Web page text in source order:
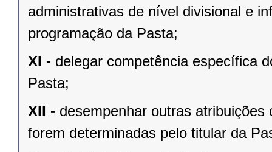
administrativas de nível divisional e
programação da Pasta;
XI - delegar competência específica
Pasta;
XII - desempenhar outras
forem determinadas pelo titular da